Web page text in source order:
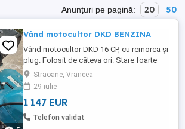
Anunțuri pe pagină: 20 50
Vând motocultor DKD BENZINA
Vând motocultor DKD 16 CP, cu remorca și
plug. Folosit de câteva ori. Stare foarte
buna de funcționare. În garanție, cu acte în
regulă. Nr.de contact
Straoane, Vrancea
29 iulie
1 147 EUR
Telefon validat